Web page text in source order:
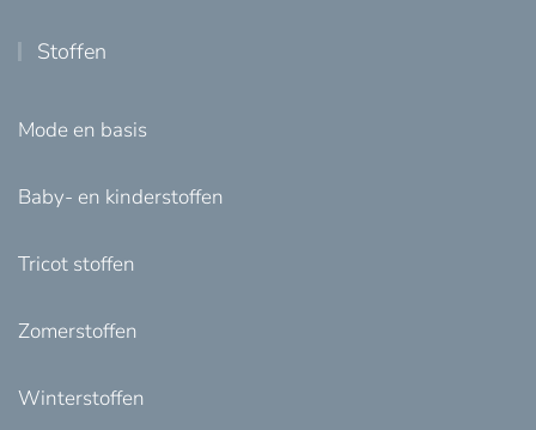
Stoffen
Mode en basis
Baby- en kinderstoffen
Tricot stoffen
Zomerstoffen
Winterstoffen